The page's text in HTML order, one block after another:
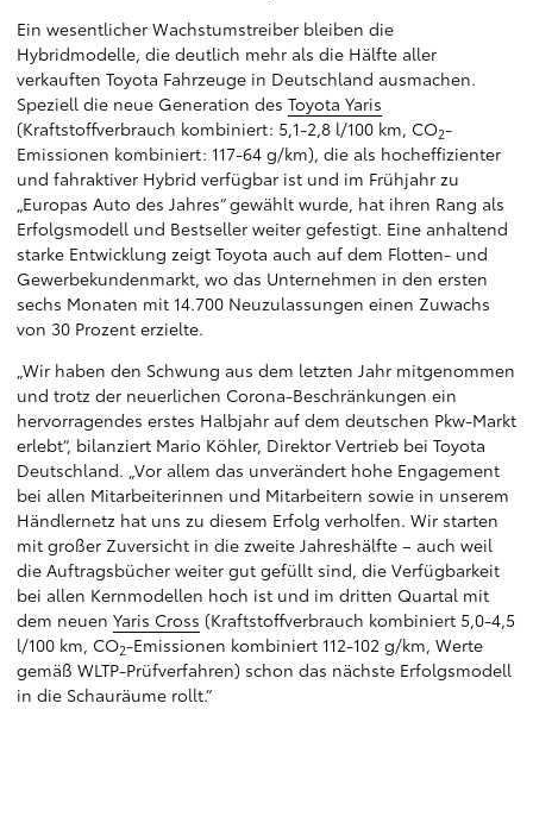
Ein wesentlicher Wachstumstreiber bleiben die
Hybridmodelle, die deutlich mehr als die Hälfte aller
verkauften Toyota Fahrzeuge in Deutschland ausmachen.
Speziell die neue Generation des Toyota Yaris
(Kraftstoffverbrauch kombiniert: 5,1-2,8 l/100 km, CO2-
Emissionen kombiniert: 117-64 g/km), die als hocheffizienter
und fahraktiver Hybrid verfügbar ist und im Frühjahr zu
„Europas Auto des Jahres“ gewählt wurde, hat ihren Rang als
Erfolgsmodell und Bestseller weiter gefestigt. Eine anhaltend
starke Entwicklung zeigt Toyota auch auf dem Flotten- und
Gewerbekundenmarkt, wo das Unternehmen in den ersten
sechs Monaten mit 14.700 Neuzulassungen einen Zuwachs
von 30 Prozent erzielte.
„Wir haben den Schwung aus dem letzten Jahr mitgenommen
und trotz der neuerlichen Corona-Beschränkungen ein
hervorragendes erstes Halbjahr auf dem deutschen Pkw-Markt
erlebt“, bilanziert Mario Köhler, Direktor Vertrieb bei Toyota
Deutschland. „Vor allem das unverändert hohe Engagement
bei allen Mitarbeiterinnen und Mitarbeitern sowie in unserem
Händlernetz hat uns zu diesem Erfolg verholfen. Wir starten
mit großer Zuversicht in die zweite Jahreshälfte – auch weil
die Auftragsbücher weiter gut gefüllt sind, die Verfügbarkeit
bei allen Kernmodellen hoch ist und im dritten Quartal mit
dem neuen Yaris Cross (Kraftstoffverbrauch kombiniert 5,0-4,5
l/100 km, CO2-Emissionen kombiniert 112-102 g/km, Werte
gemäß WLTP-Prüfverfahren) schon das nächste Erfolgsmodell
in die Schauräume rollt.“